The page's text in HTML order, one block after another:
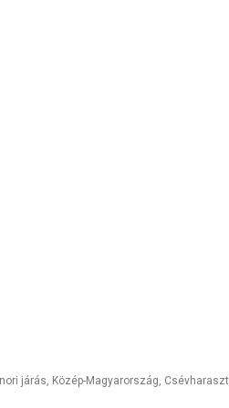
járás, Közép-Magyarország, Csévharaszt